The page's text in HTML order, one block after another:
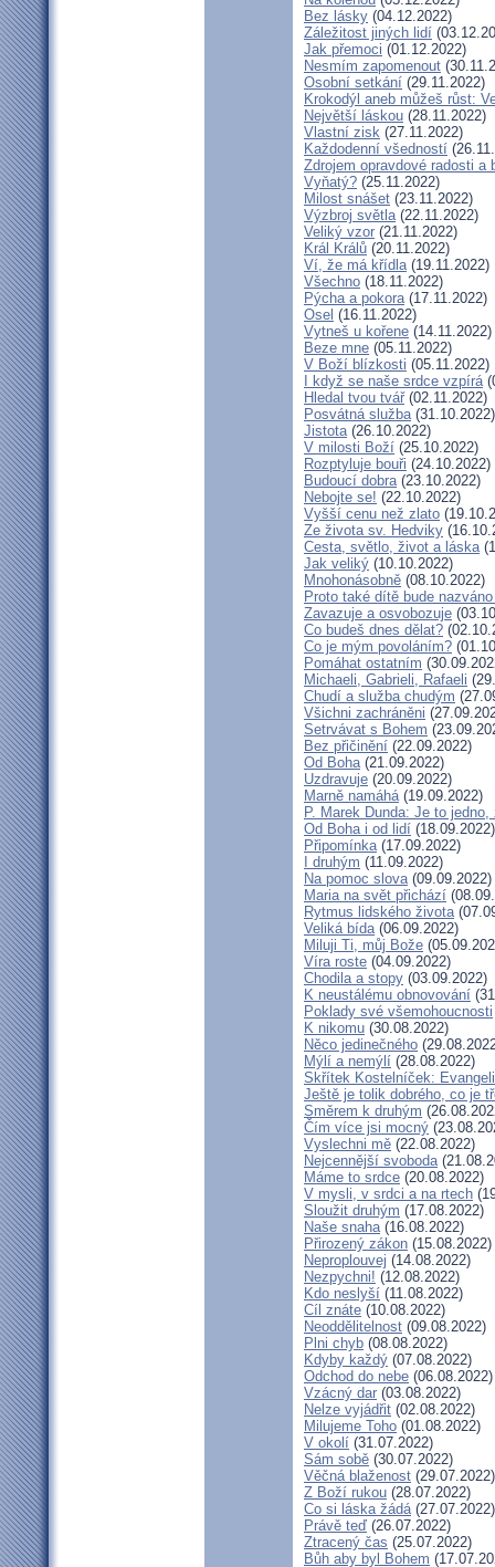
Bez lásky (04.12.2022)
Záležitost jiných lidí
Jak přemoci (01.12.2022)
Nesmím zapomenout
Osobní setkání (29.11.2022)
Krokodýl aneb můžeš růst:
Největší láskou (28.11.2022)
Vlastní zisk (27.11.2022)
Každodenní všedností
Zdrojem opravdové radosti a
Vyňatý? (25.11.2022)
Milost snášet (23.11.2022)
Výzbroj světla(22.11.2022)
Veliký vzor (21.11.2022)
Král Králů (20.11.2022)
Ví, že má křídla(19.11.2022)
Všechno (18.11.2022)
Pýcha a pokora(17.11.2022)
Osel (16.11.2022)
Vytneš u kořene (14.11.2022)
Beze mne (05.11.2022)
V Boží blízkosti (05.11.2022)
I když se naše srdce vzpírá
Hledal tvou tvář(02.11.2022)
Posvátná služba(31.10.2022)
Jistota(26.10.2022)
V milosti Boží (25.10.2022)
Rozptyluje bouři (24.10.2022)
Budoucí dobra(23.10.2022)
Nebojte se! (22.10.2022)
Vyšší cenu než zlato
Ze života sv. Hedviky
Cesta, světlo, život a láska
Jak veliký (10.10.2022)
Mnohonásobně (08.10.2022)
Proto také dítě bude
Zavazuje a osvobozuje
Co budeš dnes dělat?
Co je mým povoláním?
Pomáhat ostatním
Michaeli, Gabrieli, Rafaeli
Chudí a služba chudým
Všichni zachráněni
Setrvávat s Bohem
Bez přičinění (22.09.2022)
Od Boha(21.09.2022)
Uzdravuje (20.09.2022)
Marně namáhá(19.09.2022)
P. Marek Dunda: Je to
Od Boha i od lidí (18.09.2022)
Připomínka(17.09.2022)
I druhým (11.09.2022)
Na pomoc slova(09.09.2022)
Maria na svět přichází
Rytmus lidského života
Veliká bída(06.09.2022)
Miluji Ti, můj Bože
Víra roste (04.09.2022)
Chodila a stopy (03.09.2022)
K neustálému obnovování
Poklady své všemohoucnosti
K nikomu (30.08.2022)
Něco jedinečného
Mýlí a nemýlí (28.08.2022)
Skřítek Kostelníček:
Ještě je tolik dobrého, co je
Směrem k druhým
Čím více jsi mocný
Vyslechni mě (22.08.2022)
Nejcennější svoboda
Máme to srdce (20.08.2022)
V mysli, v srdci a na rtech
Sloužit druhým (17.08.2022)
Naše snaha(16.08.2022)
Přirozený zákon (15.08.2022)
Neproplouvej (14.08.2022)
Nezpychni! (12.08.2022)
Kdo neslyší (11.08.2022)
Cíl znáte (10.08.2022)
Neoddělitelnost (09.08.2022)
Plni chyb (08.08.2022)
Kdyby každý (07.08.2022)
Odchod do nebe (06.08.2022)
Vzácný dar (03.08.2022)
Nelze vyjádřit (02.08.2022)
Milujeme Toho (01.08.2022)
V okolí (31.07.2022)
Sám sobě (30.07.2022)
Věčná blaženost (29.07.2022)
Z Boží rukou (28.07.2022)
Co si láska žádá(27.07.2022)
Právě teď (26.07.2022)
Ztracený čas (25.07.2022)
Bůh aby byl Bohem